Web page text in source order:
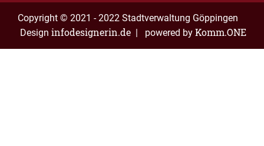
Copyright © 2021 - 2022 Stadtverwaltung Göppingen
Design infodesignerin.de | powered by Komm.ONE